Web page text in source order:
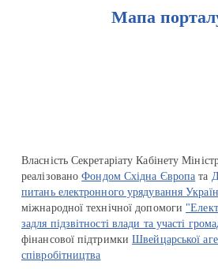
Мапа
Власність Секретаріату Кабінету
реалізованоФондом Східна Європа та
питань електронного урядування
міжнародної технічної допомоги
задля підзвітності влади та участі
фінансової підтримкиШвейцарської
співробітництва